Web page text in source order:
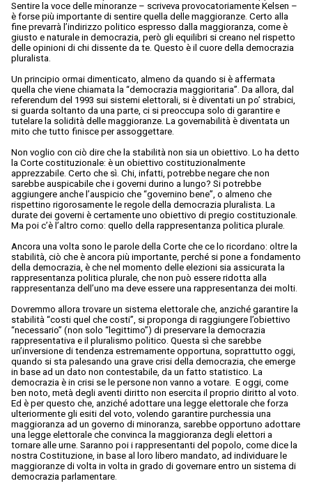
Sentire la voce delle minoranze – scriveva provocatoriamente Kelsen –
è forse più importante di sentire quella delle maggioranze. Certo alla
fine prevarrà l’indirizzo politico espresso dalla maggioranza, come è
giusto e naturale in democrazia, però gli equilibri si creano nel rispetto
delle opinioni di chi dissente da te. Questo è il cuore della democrazia
pluralista.
Un principio ormai dimenticato, almeno da quando si è affermata
quella che viene chiamata la “democrazia maggioritaria”. Da allora, dal
referendum del 1993 sui sistemi elettorali, si è diventati un po’ strabici,
si guarda soltanto da una parte, ci si preoccupa solo di garantire e
tutelare la solidità delle maggioranze. La governabilità è diventata un
mito che tutto finisce per assoggettare.
Non voglio con ciò dire che la stabilità non sia un obiettivo. Lo ha detto
la Corte costituzionale: è un obiettivo costituzionalmente
apprezzabile. Certo che sì. Chi, infatti, potrebbe negare che non
sarebbe auspicabile che i governi durino a lungo? Si potrebbe
aggiungere anche l’auspicio che “governino bene”, o almeno che
rispettino rigorosamente le regole della democrazia pluralista. La
durate dei governi è certamente uno obiettivo di pregio costituzionale.
Ma poi c’è l’altro corno: quello della rappresentanza politica plurale.
Ancora una volta sono le parole della Corte che ce lo ricordano: oltre la
stabilità, ciò che è ancora più importante, perché si pone a fondamento
della democrazia, è che nel momento delle elezioni sia assicurata la
rappresentanza politica plurale, che non può essere ridotta alla
rappresentanza dell’uno ma deve essere una rappresentanza dei molti.
Dovremmo allora trovare un sistema elettorale che, anziché garantire la
stabilità “costi quel che costi”, si proponga di raggiungere l’obiettivo
“necessario” (non solo “legittimo”) di preservare la democrazia
rappresentativa e il pluralismo politico. Questa sì che sarebbe
un’inversione di tendenza estremamente opportuna, soprattutto oggi,
quando si sta palesando una grave crisi della democrazia, che emerge
in base ad un dato non contestabile, da un fatto statistico. La
democrazia è in crisi se le persone non vanno a votare. E oggi, come
ben noto, metà degli aventi diritto non esercita il proprio diritto al voto.
Ed è per questo che, anziché adottare una legge elettorale che forza
ulteriormente gli esiti del voto, volendo garantire purchessia una
maggioranza ad un governo di minoranza, sarebbe opportuno adottare
una legge elettorale che convinca la maggioranza degli elettori a
tornare alle urne. Saranno poi i rappresentanti del popolo, come dice la
nostra Costituzione, in base al loro libero mandato, ad individuare le
maggioranze di volta in volta in grado di governare entro un sistema di
democrazia parlamentare.